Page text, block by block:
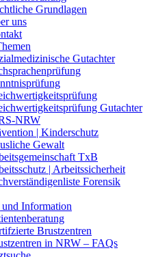
Grundlagen
uns
Gutachter
Gutachter
NRW
| Kinderschutz
Gewalt
TxB
| Arbeitssicherheit
Forensik
Information
Brustzentren
in NRW – FAQs